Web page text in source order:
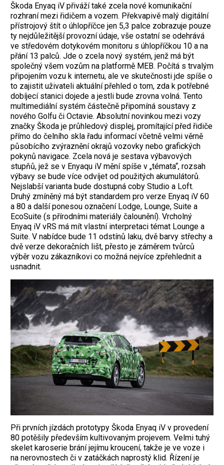
Škoda Enyaq iV přiváží také zcela nové komunikační
rozhraní mezi řidičem a vozem. Překvapivě malý digitální
přístrojový štít o úhlopříčce jen 5,3 palce zobrazuje pouze
ty nejdůležitější provozní údaje, vše ostatní se odehrává
ve středovém dotykovém monitoru s úhlopříčkou 10 a na
přání 13 palců. Jde o zcela nový systém, jenž má být
společný všem vozům na platformě MEB. Počítá s trvalým
připojením vozu k internetu, ale ve skutečnosti jde spíše o
to zajistit uživateli aktuální přehled o tom, zda k potřebné
dobíjecí stanici dojede a jestli bude zrovna volná. Tento
multimediální systém částečně připomíná soustavy z
nového Golfu či Octavie. Absolutní novinkou mezi vozy
značky Škoda je průhledový displej, promítající před řidiče
přímo do čelního skla řadu informací včetně velmi věrně
působícího zvýraznění okrajů vozovky nebo grafických
pokynů navigace. Zcela nová je sestava výbavových
stupňů, jež se v Enyaqu iV mění spíše v „témata“, rozsah
výbavy se bude více odvíjet od použitých akumulátorů.
Nejslabší varianta bude dostupná coby Studio a Loft.
Druhý zmíněný má být standardem pro verze Enyaq iV 60
a 80 a další ponesou označení Lodge, Lounge, Suite a
EcoSuite (s přírodními materiály čalounění). Vrcholný
Enyaq iV vRS má mít vlastní interpretaci témat Lounge a
Suite. V nabídce bude 11 odstínů laku, dvě barvy střechy a
dvě verze dekoračních lišt, přesto je záměrem tvůrců
výběr vozu zákazníkovi co možná nejvíce zpřehlednit a
usnadnit.
Při prvních jízdách prototypy Škoda Enyaq iV v provedení
80 potěšily především kultivovaným projevem. Velmi tuhý
skelet karoserie brání jejímu kroucení, takže je ve voze i
na nerovnostech či v zatáčkách naprostý klid. Řízení je